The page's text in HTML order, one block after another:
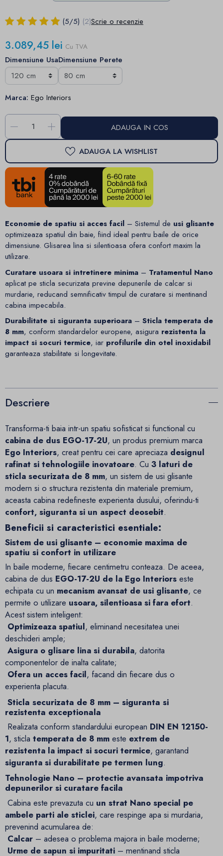
(5/5) (2)Scrie o recenzie
3.089,45 lei Cu TVA
Dimensiune UsaDimensiune Perete
Marca: Ego Interiors
- + ADAUGA IN COS
ADAUGA LA WISHLIST
Economie de spatiu si acces facil – Sistemul de usi glisante
optimizeaza spatiul din baie, fiind ideal pentru baile de orice
dimensiune. Glisarea lina si silentioasa ofera confort maxim la
utilizare.
Curatare usoara si intretinere minima – Tratamentul Nano
aplicat pe sticla securizata previne depunerile de calcar si
murdarie, reducand semnificativ timpul de curatare si mentinand
cabina impecabila.
Durabilitate si siguranta superioara – Sticla temperata de
8 mm, conform standardelor europene, asigura rezistenta la
impact si socuri termice, iar profilurile din otel inoxidabil
garanteaza stabilitate si longevitate.
Descriere
Transforma-ti baia intr-un spatiu sofisticat si functional cu
cabina de dus EGO-17-2U, un produs premium marca
Ego Interiors, creat pentru cei care apreciaza designul
rafinat si tehnologiile inovatoare. Cu 3 laturi de
sticla securizata de 8 mm, un sistem de usi glisante
modern si o structura rezistenta din materiale premium,
aceasta cabina redefineste experienta dusului, oferindu-ti
confort, siguranta si un aspect deosebit.
Beneficii si caracteristici esentiale:
Sistem de usi glisante – economie maxima de
spatiu si confort in utilizare
In baile moderne, fiecare centimetru conteaza. De aceea,
cabina de dus EGO-17-2U de la Ego Interiors este
echipata cu un mecanism avansat de usi glisante, ce
permite o utilizare usoara, silentioasa si fara efort.
Acest sistem inteligent:
Optimizeaza spatiul, eliminand necesitatea unei
deschideri ample;
Asigura o glisare lina si durabila, datorita
componentelor de inalta calitate;
Ofera un acces facil, facand din fiecare dus o
experienta placuta.
Sticla securizata de 8 mm – siguranta si
rezistenta exceptionala
Realizata conform standardului european DIN EN 12150-
1, sticla temperata de 8 mm este extrem de
rezistenta la impact si socuri termice, garantand
siguranta si durabilitate pe termen lung.
Tehnologie Nano – protectie avansata impotriva
depunerilor si curatare facila
Cabina este prevazuta cu un strat Nano special pe
ambele parti ale sticlei, care respinge apa si murdaria,
prevenind acumularea de:
Calcar – adesea o problema majora in baile moderne;
Urme de sapun si impuritati – mentinand sticla